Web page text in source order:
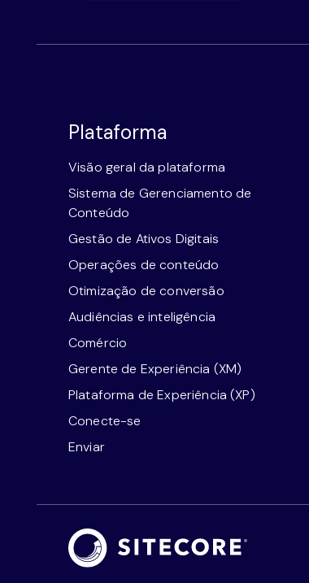
Plataforma
Visão geral da plataforma
Sistema de Gerenciamento de
Conteúdo
Gestão de Ativos Digitais
Operações de conteúdo
Otimização de conversão
Audiências e inteligência
Comércio
Gerente de Experiência (XM)
Plataforma de Experiência (XP)
Conecte-se
Enviar